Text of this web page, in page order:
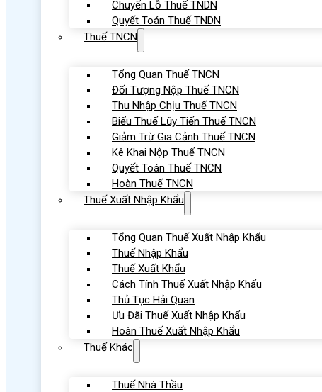
Chuyển Lỗ Thuế TNDN
Quyết Toán Thuế TNDN
Thuế TNCN
Tổng Quan Thuế TNCN
Đối Tượng Nộp Thuế TNCN
Thu Nhập Chịu Thuế TNCN
Biểu Thuế Lũy Tiến Thuế TNCN
Giảm Trừ Gia Cảnh Thuế TNCN
Kê Khai Nộp Thuế TNCN
Quyết Toán Thuế TNCN
Hoàn Thuế TNCN
Thuế Xuất Nhập Khẩu
Tổng Quan Thuế Xuất Nhập Khẩu
Thuế Nhập Khẩu
Thuế Xuất Khẩu
Cách Tính Thuế Xuất Nhập Khẩu
Thủ Tục Hải Quan
Ưu Đãi Thuế Xuất Nhập Khẩu
Hoàn Thuế Xuất Nhập Khẩu
Thuế Khác
Thuế Nhà Thầu